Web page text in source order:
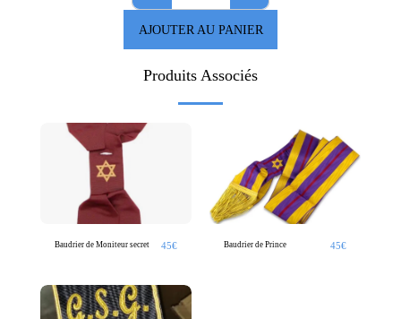
AJOUTER AU PANIER
Produits Associés
Baudrier de Moniteur secret 45€ Baudrier de Prince 45€